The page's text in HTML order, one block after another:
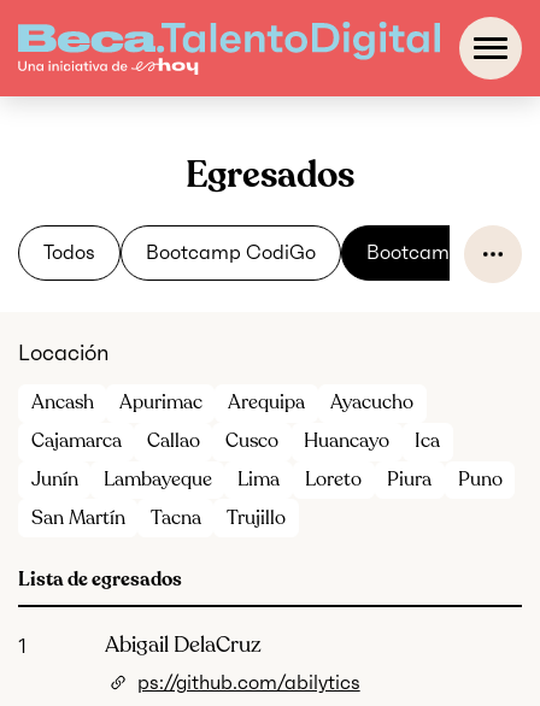
Egresados
Todos Bootcamp CodiGo Bootcamp
Locación
Ancash Apurimac Arequipa
Ayacucho
Cajamarca
Callao Cusco Huancayo
Ica
Junín
Lambayeque Lima Loreto Piura
Puno
San Martín
Tacna Trujillo
Lista de egresados
1 Abigail DelaCruz
ps://github.com/abilytics